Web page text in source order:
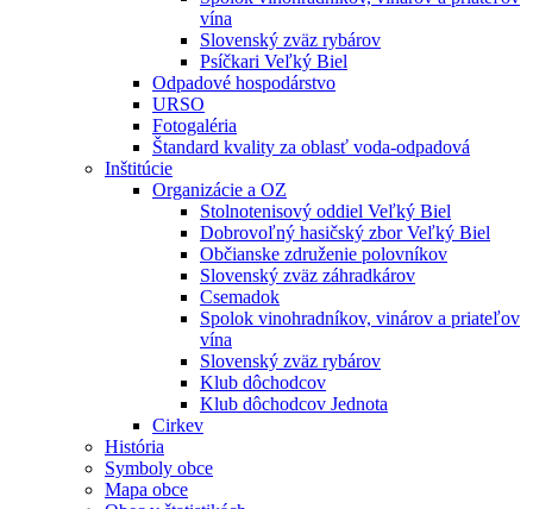
vína
Slovenský zväz rybárov
Psíčkari Veľký Biel
Odpadové hospodárstvo
URSO
Fotogaléria
Štandard kvality za oblasť voda-odpadová
Inštitúcie
Organizácie a OZ
Stolnotenisový oddiel Veľký Biel
Dobrovoľný hasičský zbor Veľký Biel
Občianske združenie polovníkov
Slovenský zväz záhradkárov
Csemadok
Spolok vinohradníkov, vinárov a priateľov
vína
Slovenský zväz rybárov
Klub dôchodcov
Klub dôchodcov Jednota
Cirkev
História
Symboly obce
Mapa obce